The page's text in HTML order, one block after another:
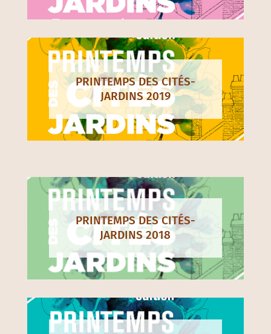
PRINTEMPS DES CITÉS-
JARDINS 2019
PRINTEMPS DES CITÉS-
JARDINS 2018